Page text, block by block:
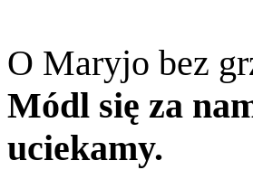
O Maryjo bez
Módl się za
uciekamy.